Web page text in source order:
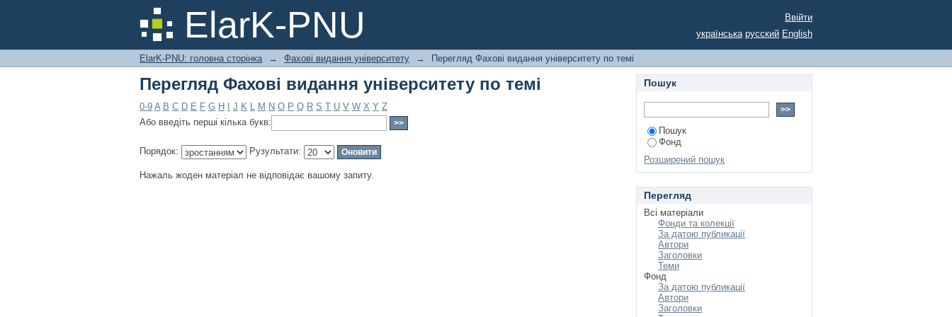
ElarK-PNU
Перегляд Фахові видання університету по темі
Ввійти
українська русский English
ElarK-PNU: головна сторінка → Фахові видання університету → Перегляд Фахові видання університету по темі
Перегляд Фахові видання університету по темі
0-9 A B C D E F G H J K L M N O P Q R S T U V W X Y Z
Або введіть перші кілька букв:
Порядок: Рузультати:
Нажаль жоден матеріал не відповідає вашому запиту.
Пошук
Пошук
Фонд
Розширений пошук
Перегляд
Всі матеріали
Фонди та колекції
За датою публикації
Автори
Заголовки
Теми
Фонд
За датою публикації
Автори
Заголовки